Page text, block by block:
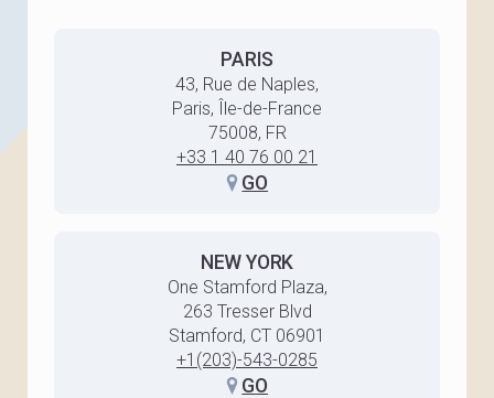
PARIS
43, Rue de Naples,
Paris, Île-de-France
75008, FR
+33 1 40 76 00 21
GO
NEW YORK
One Stamford Plaza,
263 Tresser Blvd
Stamford, CT 06901
+1(203)-543-0285
GO